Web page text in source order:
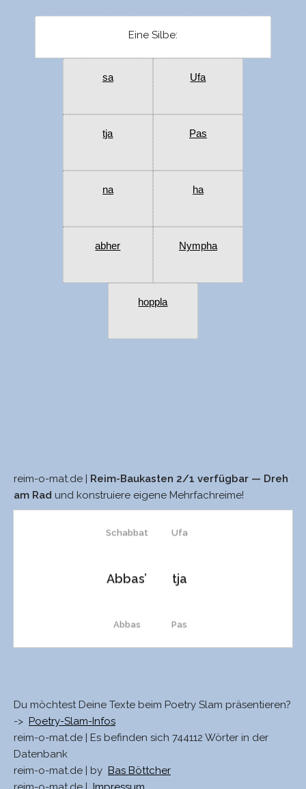
Eine Silbe:
sa Ufa
tja Pas
na ha
abher Nympha
hoppla
reim-o-mat.de |
Reim-Baukasten 2/1 verfügbar — Dreh
am Rad und konstruiere eigene Mehrfachreime!
Schabbat
Abbas’
Abbas
Ufa
tja
Pas
Du möchtest Deine Texte beim Poetry Slam präsentieren?
-> Poetry-Slam-Infos
reim-o-mat.de | Es befinden sich 744112 Wörter in der
Datenbank
reim-o-mat.de | by Bas Böttcher